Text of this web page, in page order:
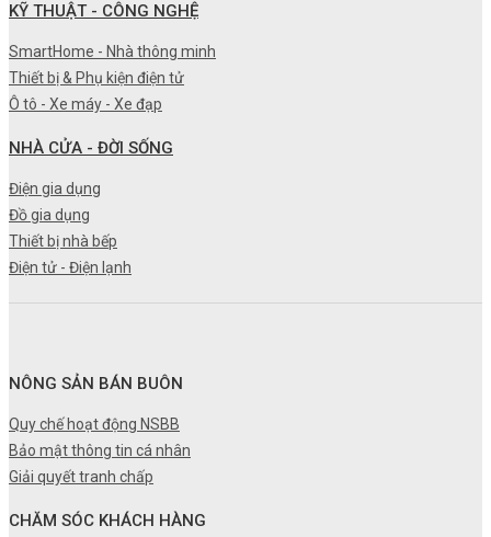
KỸ THUẬT - CÔNG NGHỆ
SmartHome - Nhà thông minh
Thiết bị & Phụ kiện điện tử
Ô tô - Xe máy - Xe đạp
NHÀ CỬA - ĐỜI SỐNG
Điện gia dụng
Đồ gia dụng
Thiết bị nhà bếp
Điện tử - Điện lạnh
NÔNG SẢN BÁN BUÔN
Quy chế hoạt động NSBB
Bảo mật thông tin cá nhân
Giải quyết tranh chấp
CHĂM SÓC KHÁCH HÀNG